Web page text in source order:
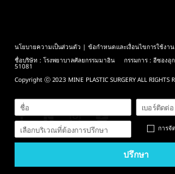
นโยบายความเป็นส่วนตัว |ข้อกำหนดและเงื่อนไขการใช้งาน
ชื่อบริษัท : โรงพยาบาลศัลยกรรมมาอิน กรรมการ : อีซองอุ
51081
Copyright ⓒ 2023 MINE PLASTIC SURGERY ALL RIGHTS
การจั
เลือกบริเวณที่ต้องการปรึกษา